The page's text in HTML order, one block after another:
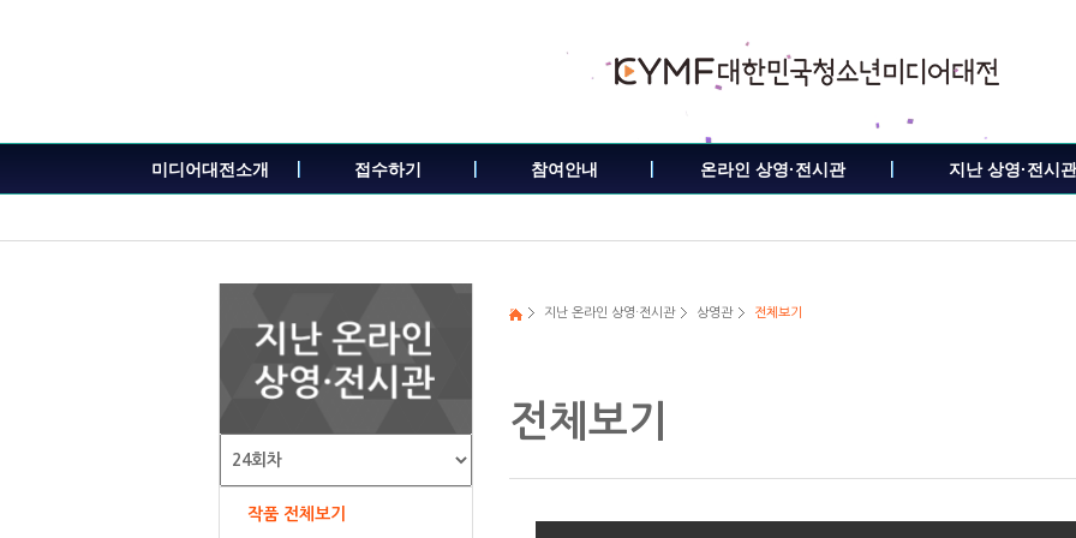
가
미디어대전소개 접수하기 참여안내 온라인 상영·전시관 지난 상영·전시관
작품 전체보기
지난 온라인 상영·전시관 상영관 전체보기
전체보기